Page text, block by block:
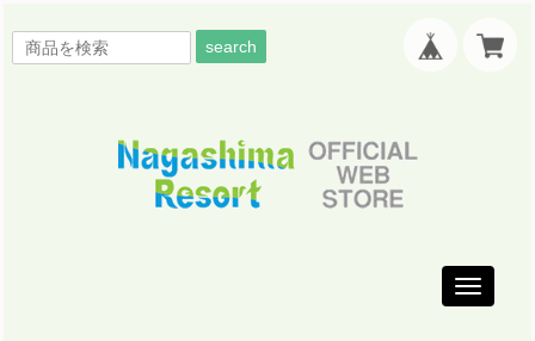
search
Toggle